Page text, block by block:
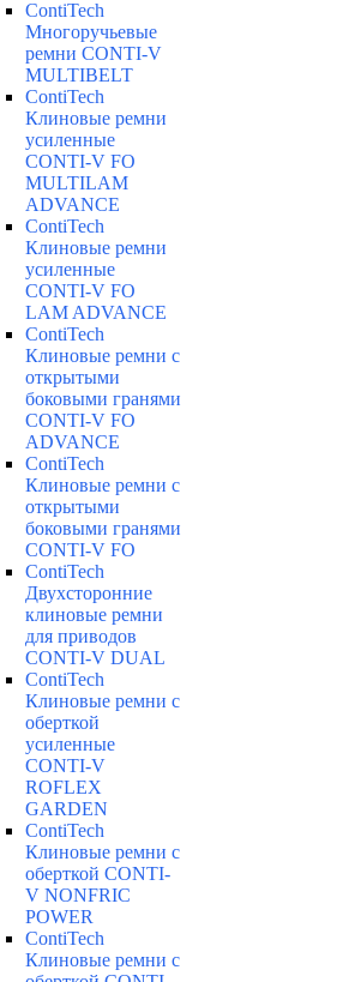
ContiTech
Многоручьевые
ремни CONTI-V
MULTIBELT
ContiTech
Клиновые ремни
усиленные
CONTI-V FO
MULTILAM
ADVANCE
ContiTech
Клиновые ремни
усиленные
CONTI-V FO
LAM ADVANCE
ContiTech
Клиновые ремни с
открытыми
боковыми гранями
CONTI-V FO
ADVANCE
ContiTech
Клиновые ремни с
открытыми
боковыми гранями
CONTI-V FO
ContiTech
Двухсторонние
клиновые ремни
для приводов
CONTI-V DUAL
ContiTech
Клиновые ремни с
оберткой
усиленные
CONTI-V
ROFLEX
GARDEN
ContiTech
Клиновые ремни с
оберткой CONTI-
V NONFRIC
POWER
ContiTech
Клиновые ремни с